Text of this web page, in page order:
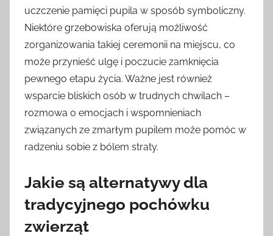
uczczenie pamięci pupila w sposób symboliczny.
Niektóre grzebowiska oferują możliwość
zorganizowania takiej ceremonii na miejscu, co
może przynieść ulgę i poczucie zamknięcia
pewnego etapu życia. Ważne jest również
wsparcie bliskich osób w trudnych chwilach –
rozmowa o emocjach i wspomnieniach
związanych ze zmarłym pupilem może pomóc w
radzeniu sobie z bólem straty.
Jakie są alternatywy dla
tradycyjnego pochówku
zwierząt